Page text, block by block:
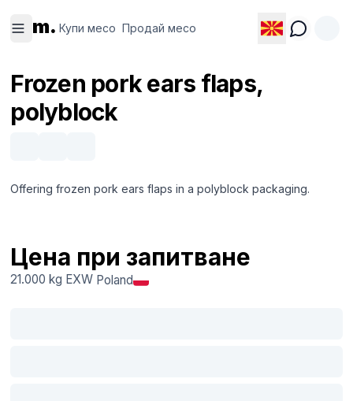
m. Купи месо Продай месо
месо
месо
Frozen pork ears flaps,
polyblock
Offering frozen pork ears flaps in a polyblock packaging.
Цена при запитване
21.000 kg EXW Poland